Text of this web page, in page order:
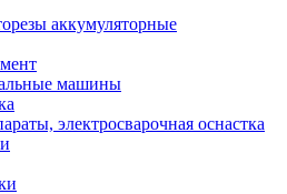
аккумуляторные
машины
электросварочная оснастка